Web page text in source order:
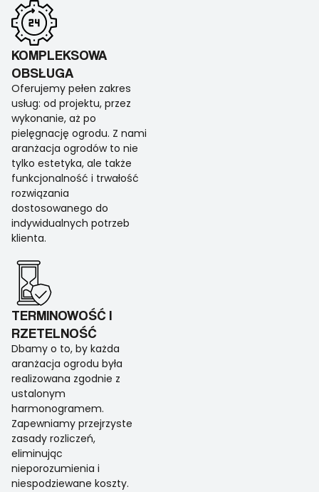
KOMPLEKSOWA
OBSŁUGA
Oferujemy pełen zakres
usług: od projektu, przez
wykonanie, aż po
pielęgnację ogrodu. Z nami
aranżacja ogrodów to nie
tylko estetyka, ale także
funkcjonalność i trwałość
rozwiązania
dostosowanego do
indywidualnych potrzeb
klienta.
TERMINOWOŚĆ I
RZETELNOŚĆ
Dbamy o to, by każda
aranżacja ogrodu była
realizowana zgodnie z
ustalonym
harmonogramem.
Zapewniamy przejrzyste
zasady rozliczeń,
eliminując
nieporozumienia i
niespodziewane koszty.